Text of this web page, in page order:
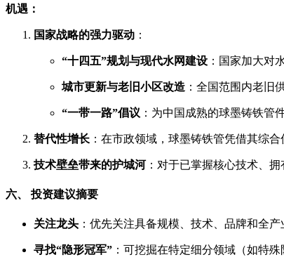
机遇：
国家战略的强力驱动 ：
“十四五”规划与现代水网建设 ：国家加大对
城市更新与老旧小区改造 ：全国范围内老旧
“一带一路”倡议 ：为中国成熟的球墨铸铁管
替代性增长 ：在市政领域，球墨铸铁管凭借其综
技术壁垒带来的护城河：对于已掌握核心技术、
六、 投资建议摘要
关注龙头 ：优先关注具备规模、技术、品牌和全
寻找“隐形冠军” ：可挖掘在特定细分领域（如特